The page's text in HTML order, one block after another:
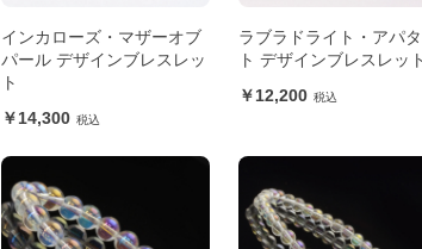
インカローズ・マザーオブ
パール デザインブレスレッ
ト
14,300
ラブラドライト・アパ
ト デザインブレスレット
12,200